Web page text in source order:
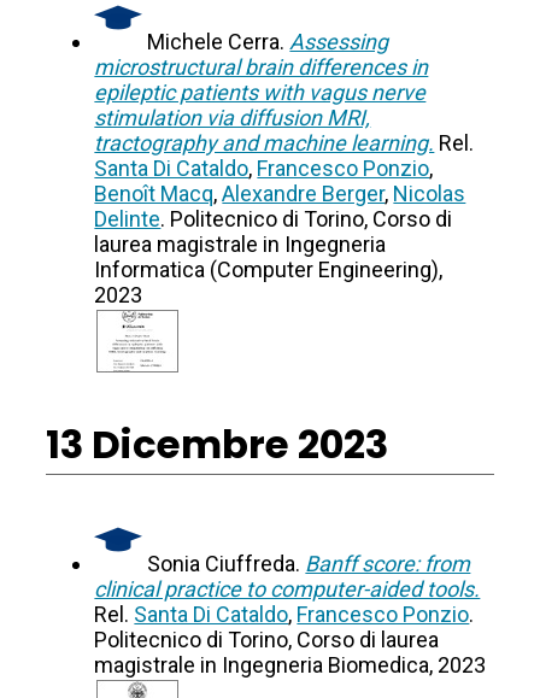
Michele Cerra. Assessing
microstructural brain differences in
epileptic patients with vagus nerve
stimulation via diffusion MRI,
tractography and machine learning. Rel.
Santa Di Cataldo, Francesco Ponzio,
Benoît Macq,Alexandre Berger, Nicolas
Delinte. Politecnico di Torino, Corso di
laurea magistrale in Ingegneria
Informatica (Computer Engineering),
2023
13 Dicembre 2023
Sonia Ciuffreda. Banff score: from
clinical practice to computer-aided tools.
Rel. Santa Di Cataldo, Francesco Ponzio.
Politecnico di Torino, Corso di laurea
magistrale in Ingegneria Biomedica, 2023